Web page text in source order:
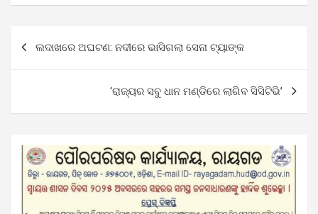
ଲଦାଖରେ ଅଘଟଣ: ନଦୀରେ ଭାସିଗଲା ସେନା ଟ୍ୟାଙ୍କ
‘ରାଜ୍ୟର ସବୁ ଧାନ ମଣ୍ଡିରେ ଲାଗିବ ସିସିଟିଭି’